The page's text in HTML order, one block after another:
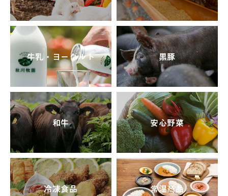
牛乳・ヨーグルト 黒豚
和牛 安心野菜
冷凍食品 常温商品